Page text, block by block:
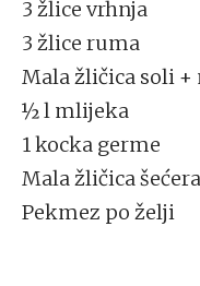
3 žlice vrhnja
3 žlice ruma
Mala žličica soli +
½ l mlijeka
1 kocka germe
Mala žličica šećera
Pekmez po želji